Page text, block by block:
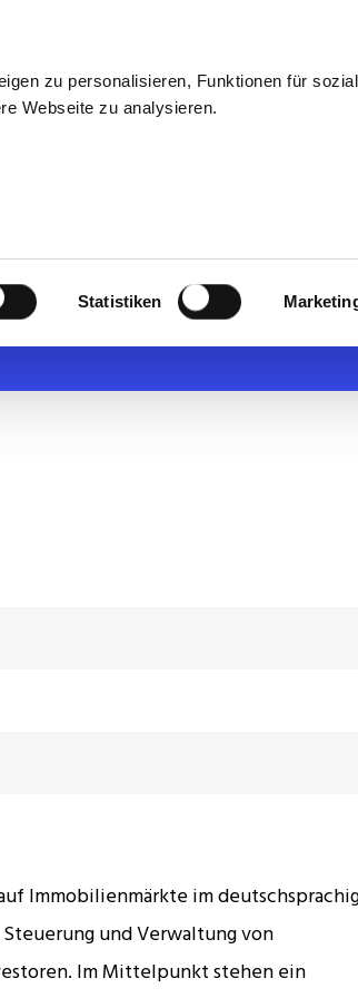
zu personalisieren, Funktionen für
Webseite zu analysieren.
Statistiken (m/
Immobilienmärkte im
und Verwaltung von
Im Mittelpunkt stehen ein